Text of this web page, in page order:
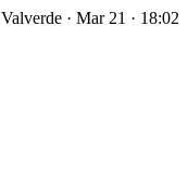
Valverde · Mar 21 · 18:02